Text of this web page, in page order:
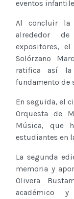
eventos
Al concluir la
alrededor
expositores,
Solórzano
ratifica así
fundamento de
En seguida, el
Orquesta de
Música, que
estudiantes en
La segunda
memoria y
Olivera
académico